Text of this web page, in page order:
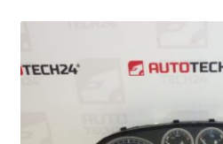
Beschwerdeordnung